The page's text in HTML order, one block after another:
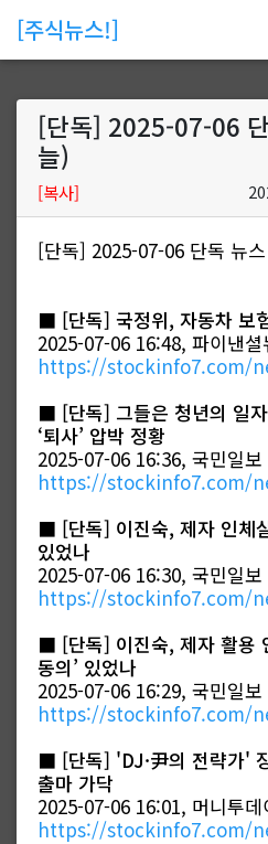
[주식뉴스!]
[단독] 2025-07-06
늘)
[복사]
[단독] 2025-07-06 단독 뉴
■ [단독] 국정위, 자동차 보
2025-07-06 16:48, 파이낸셜
https://stockinfo7.com/
■ [단독] 그들은 청년의 일
‘퇴사’ 압박 정황
2025-07-06 16:36, 국민일보
https://stockinfo7.com/
■ [단독] 이진숙, 제자 인체
있었나
2025-07-06 16:30, 국민일보
https://stockinfo7.com/
■ [단독] 이진숙, 제자 활용
동의’ 있었나
2025-07-06 16:29, 국민일보
https://stockinfo7.com/
■ [단독] 'DJ·尹의 전략가'
출마 가닥
2025-07-06 16:01, 머니투데
https://stockinfo7.com/